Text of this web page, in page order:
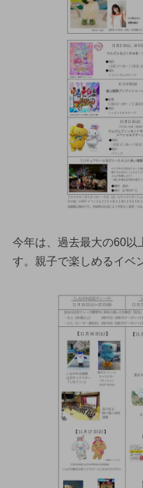
今年は、過去最大の60以
す。親子で楽しめるイベ